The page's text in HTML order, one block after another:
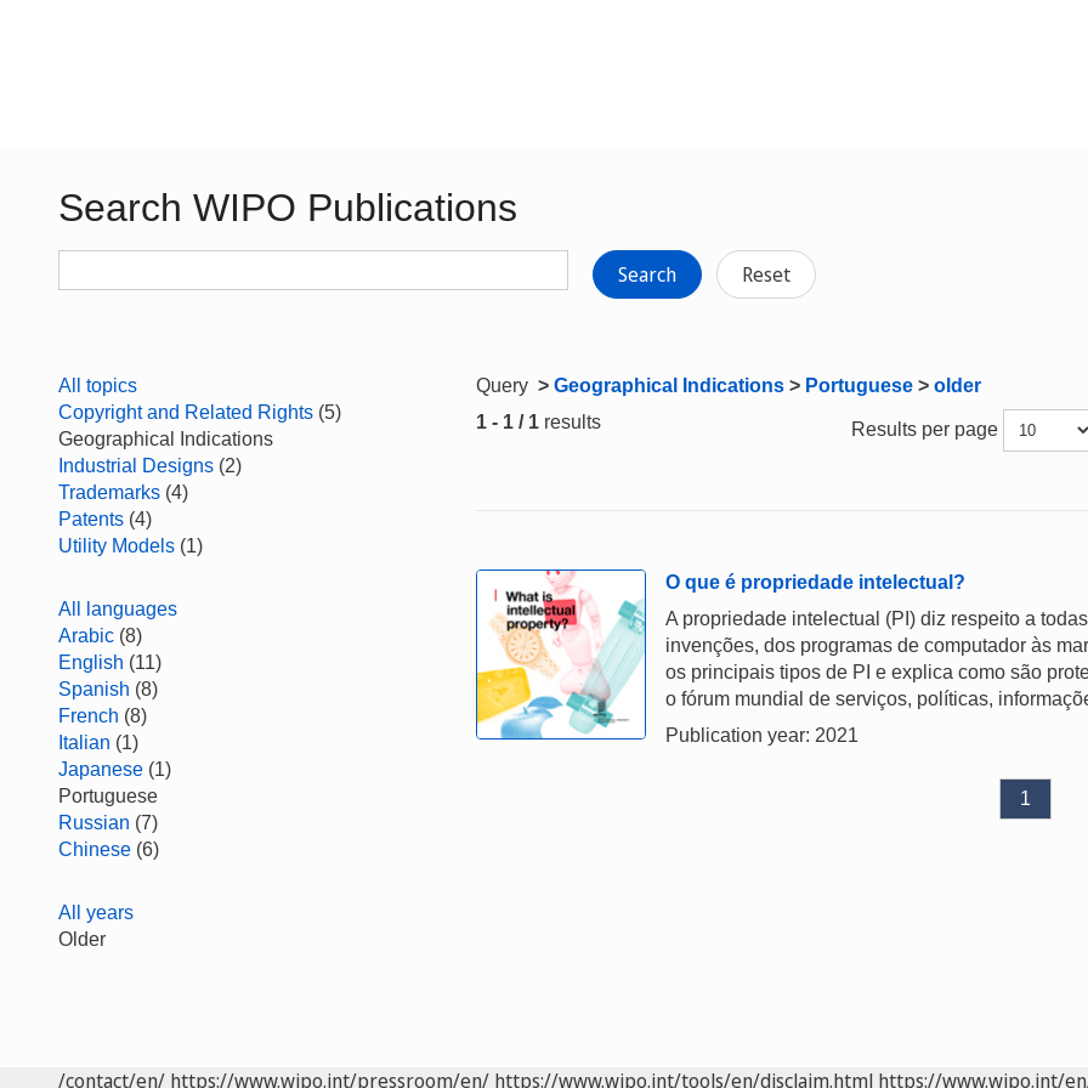
Search WIPO Publications
Search Reset
All topics
Copyright and Related Rights (5)
Geographical Indications
Industrial Designs (2)
Trademarks (4)
Patents (4)
Utility Models (1)
All languages
Arabic (8)
English (11)
Spanish (8)
French (8)
Italian (1)
Japanese (1)
Portuguese
Russian (7)
Chinese (6)
All years
Older
Query > Geographical Indications > Portuguese > older
1 - 1 / 1 results Results per page
O que é propriedade intelectual?
A propriedade intelectual (PI) diz respeito a
invenções, dos programas de computador às
os principais tipos de PI e explica como são
o fórum mundial de serviços, políticas,
Publication year: 2021
1
/contact/en/ https://www.wipo.int/pressroom/en/ https://www.wipo.int/tools/en/disclaim.html https://www.wipo.int/